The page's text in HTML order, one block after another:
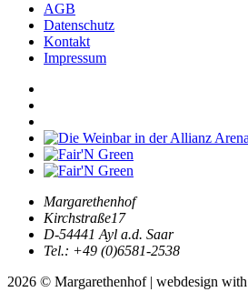
AGB
Datenschutz
Kontakt
Impressum
Margarethenhof
Kirchstraße17
D-54441 Ayl a.d. Saar
Tel.: +49 (0)6581-2538
2026 © Margarethenhof | webdesign with